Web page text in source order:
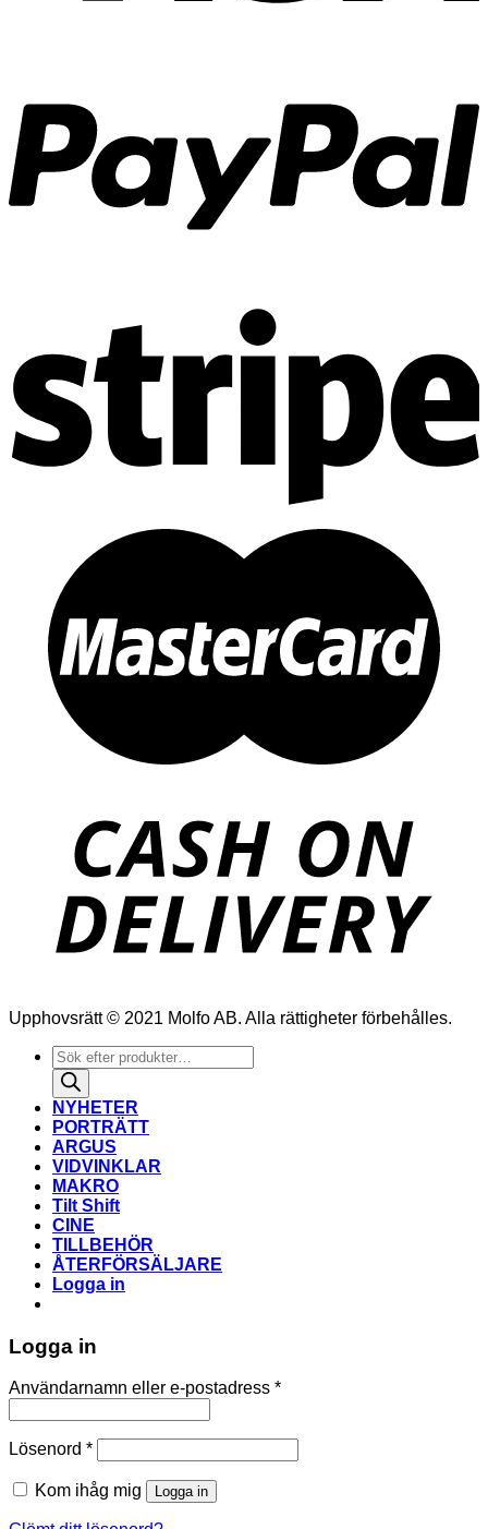
Upphovsrätt © 2021 Molfo AB. Alla rättigheter förbehålles.
Produktsökning
NYHETER
PORTRÄTT
ARGUS
VIDVINKLAR
MAKRO
Tilt Shift
CINE
TILLBEHÖR
ÅTERFÖRSÄLJARE
Logga in
Logga in
Användarnamn eller e-postadress *Obligatoriskt
Lösenord *Obligatoriskt
Kom ihåg mig Logga in